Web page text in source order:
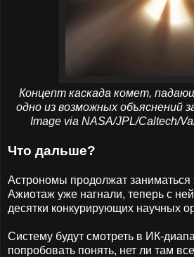
Концепт каскада комет,
одно из возможных объяснений
Image via NASA/JPL/Caltech/
Что дальше?
Астрономы продолжат заниматься
Ажиотаж уже нагнали, теперь с
десятки конкурирующих научных
Систему будут смотреть в ИК-
попробовать понять, нет ли там